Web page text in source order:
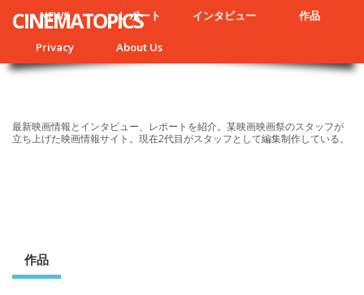
NEWS レポート インタビュー 作品
Privacy About Us
CINEMATOPICS
最新映画情報とインタビュー、レポートを紹介。某映画映画祭のスタッフが
立ち上げた映画情報サイト。現在2代目がスタッフとして編集制作している。
作品